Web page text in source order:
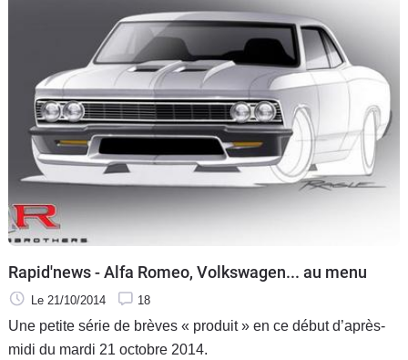
Rapid'news - Alfa Romeo, Volkswagen... au menu
Le 21/10/2014 18
Une petite série de brèves « produit » en ce début d’après-
midi du mardi 21 octobre 2014.